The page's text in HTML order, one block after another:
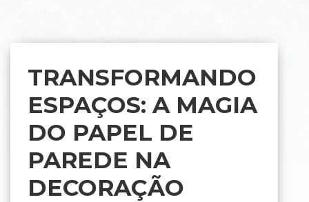
TRANSFORMANDO
ESPAÇOS: A MAGIA
DO PAPEL DE
PAREDE NA
DECORAÇÃO